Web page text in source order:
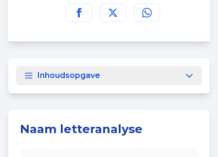
Deel deze pagina op
Deel deze pagina op
Deel deze pagina
Inhoudsopgave
Naam letteranalyse